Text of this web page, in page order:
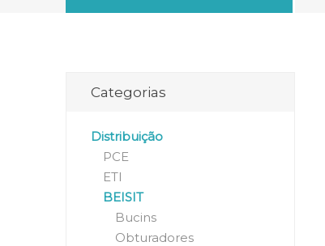
Categorias
Distribuição
PCE
ETI
BEISIT
Bucins
Obturadores